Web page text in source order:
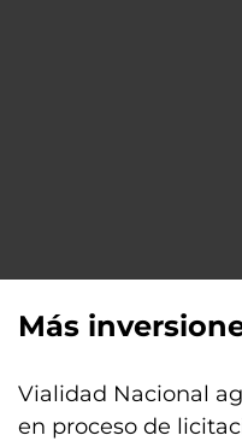
Más
Vialidad Nacional
en proceso de